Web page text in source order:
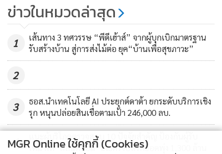
ข่าวในหมวดล่าสุด
1
เส้นทาง 3 ทศวรรษ “พีดีเฮ้าส์” จากผู้บุกเบิกมาตรฐาน
รับสร้างบ้าน สู่การส่งไม้ต่อ ยุค“บ้านเพื่อสุขภาวะ”
2
3
ธอส.นำเทคโนโลยี AI ประยุกต์ดาต้า ยกระดับบริการเชิง
รุก หนุนปล่อยสินเชื่อตามเป้า 246,000 ลบ.
4
แนะผู้บริโภคตรวจสอบ 10 ปัจจัยสำคัญ ป้องกันผู้รับ
เหมาเท "แลนดี้ โฮม" เผยครึ่งปีแรกยอดพุ่ง 1,300 ล้าน
MGR Online ใช้คุกกี้ (Cookies)